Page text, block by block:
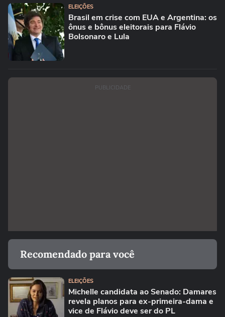
ELEIÇÕES
Brasil em crise com EUA e Argentina: os
ônus e bônus eleitorais para Flávio
Bolsonaro e Lula
PUBLICIDADE
Recomendado para você
ELEIÇÕES
Michelle candidata ao Senado: Damares
revela planos para ex-primeira-dama e
vice de Flávio deve ser do PL